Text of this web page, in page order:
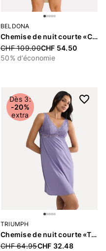
BELDONA
Chemise de nuit courte «Cayla»
Price reduced from
CHF 109.00CHF 54.50
50% d’économie
Dès 3:
-20%
extra
TRIUMPH
Chemise de nuit courte «Timeless Sensuality»
Price reduced from
CHF 64.95CHF 32.48